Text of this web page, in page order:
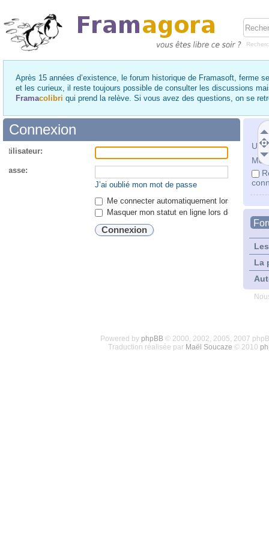
Après 15 années d’existence, le forum historique de Framasoft, ferme
et les curieux, il reste toujours possible de consulter les discussions
Framacolibri qui prend la relève. Si vous avez des questions, on se
Mot
La
Connexion
passe:
J’ai oublié mon mot de passe
Me connecter automatiquement lors de
Masquer mon statut en ligne lors de cette
Powered by phpBB© 2000, 2002, 2005, 2007
Traduction réalisée par Maël Soucaze © 2010